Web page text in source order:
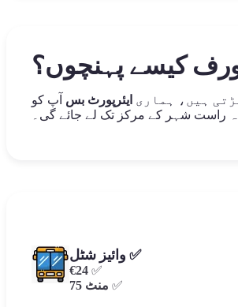
کیسے پہنچوں؟
ہیں، ہماری ایئرپورٹ بس آپ کو
راست شہر کے مرکز تک لے جائے گی۔
وائیز شٹل ✅
€24 ✅
75 منٹ ✅